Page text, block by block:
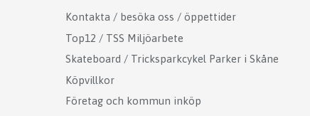
Kontakta / besöka oss / öppettider
Top12 / TSS Miljöarbete
Skateboard / Tricksparkcykel Parker i Skåne
Köpvillkor
Företag och kommun inköp